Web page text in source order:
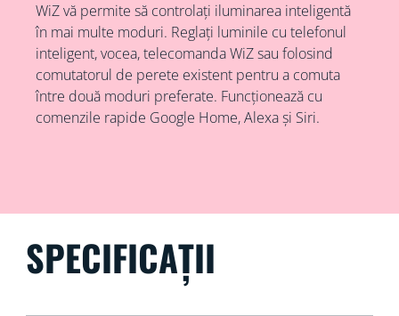
WiZ vă permite să controlați iluminarea inteligentă
în mai multe moduri. Reglați luminile cu telefonul
inteligent, vocea, telecomanda WiZ sau folosind
comutatorul de perete existent pentru a comuta
între două moduri preferate. Funcționează cu
comenzile rapide Google Home, Alexa și Siri.
SPECIFICAȚII